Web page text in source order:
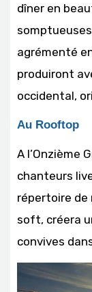
dîner en
agrémenté
produiront
occidental,
Au Rooftop
A l’Onzième
chanteurs
répertoire de
soft, créera
convives